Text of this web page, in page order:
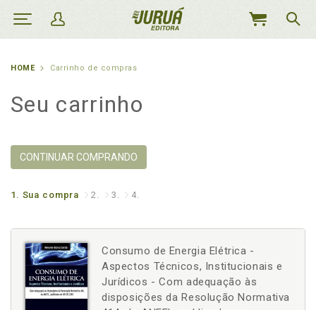
MEU
HOME Carrinho de compras
Seu carrinho
CONTINUAR COMPRANDO
1. Sua compra 2. 3. 4.
Consumo de Energia Elétrica -
Aspectos Técnicos, Institucionais e
Jurídicos - Com adequação às
disposições da Resolução Normativa